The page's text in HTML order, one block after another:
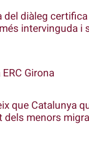
del diàleg
intervinguda i
Girona
que Catalunya
dels menors